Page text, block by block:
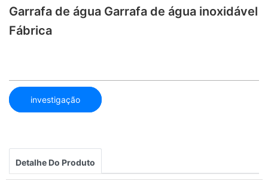
Garrafa de água Garrafa de água inoxidável
Fábrica
investigação
Detalhe Do Produto